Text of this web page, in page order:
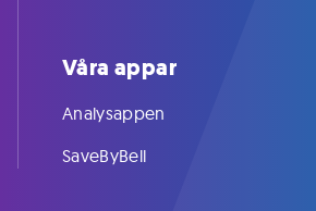
Våra appar
Analysappen
SaveByBell